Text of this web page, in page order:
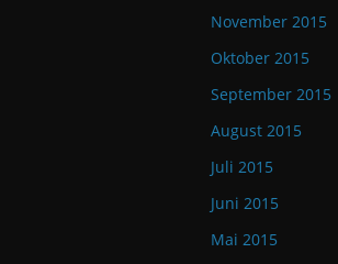
November 2015
Oktober 2015
September 2015
August 2015
Juli 2015
Juni 2015
Mai 2015